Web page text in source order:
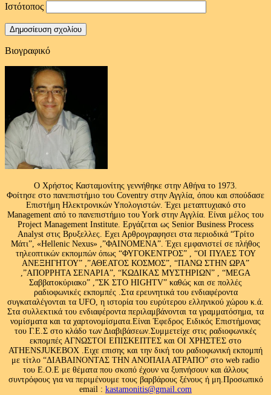
Ιστότοπος
Βιογραφικό
Ο Χρήστος Κασταμονίτης γεννήθηκε στην Αθήνα το 1973.
Φοίτησε στο πανεπιστήμιο του Coventry στην Αγγλία, όπου και σπούδασε
Επιστήμη Ηλεκτρονικών Υπολογιστών. Έχει μεταπτυχιακό στο
Management από το πανεπιστήμιο του Υork στην Αγγλία. Είναι μέλος του
Project Management Institute. Εργάζεται ως Senior Business Process
Analyst στις Βρυξελλες. Εχει Αρθρογραφησει στα περιοδικά “Τρίτο
Μάτι”, «Hellenic Nexus» ,”ΦΑΙΝΟΜΕΝΑ”. Έχει εμφανιστεί σε πλήθος
τηλεοπτικών εκπομπών όπως “ΦΥΓΟΚΕΝΤΡΟΣ” , “ΟΙ ΠΥΛΕΣ ΤΟΥ
ΑΝΕΞΗΓΗΤΟΥ” ,”ΑΘΕΑΤΟΣ ΚΟΣΜΟΣ”, “ΠΑΝΩ ΣΤΗΝ ΩΡΑ”
,”ΑΠΟΡΡΗΤΑ ΣΕΝΑΡΙΑ”, “ΚΩΔΙΚΑΣ ΜΥΣΤΗΡΙΩΝ” , “MEGA
Σαββατοκύριακο” ,”ΣΚ ΣΤΟ HIGHTV” καθώς και σε πολλές
ραδιοφωνικές εκπομπές .Στα ερευνητικά του ενδιαφέροντα
συγκαταλέγονται τα UFO, η ιστορία του ευρύτερου ελληνικού χώρου κ.ά.
Στα συλλεκτικά του ενδιαφέροντα περιλαμβάνονται τα γραμματόσημα, τα
νομίσματα και τα χαρτονομίσματα.Είναι Έφεδρος Ειδικός Επιστήμονας
του Γ.Ε.Σ στο κλάδο των Διαβιβάσεων.Συμμετείχε στις ραδιοφωνικές
εκπομπές ΑΓΝΩΣΤΟΙ ΕΠΙΣΚΕΠΤΕΣ και ΟΙ ΧΡΗΣΤΕΣ στο
ATHENSJUKEBOX .Ειχε επισης και την δική του ραδιοφωνική εκπομπή
με τίτλο “ΔΙΑΒΑΙΝΟΝΤΑΣ ΤΗΝ ΑΝΟΠΑΙΑ ΑΤΡΑΠΟ” στο web radio
του Ε.Ο.Ε με θέματα που σκοπό έχουν να ξυπνήσουν και άλλους
συντρόφους για να περιμένουμε τους βαρβάρους ξένους ή μη.Προσωπικό
email : kastamonitis@gmail.com